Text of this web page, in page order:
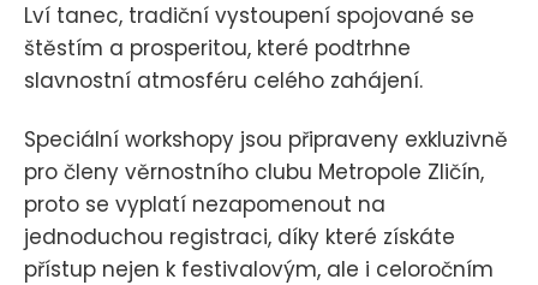
Lví tanec, tradiční vystoupení spojované se
štěstím a prosperitou, které podtrhne
slavnostní atmosféru celého zahájení.
Speciální workshopy jsou připraveny exkluzivně
pro členy věrnostního clubu Metropole Zličín,
proto se vyplatí nezapomenout na
jednoduchou registraci, díky které získáte
přístup nejen k festivalovým, ale i celoročním